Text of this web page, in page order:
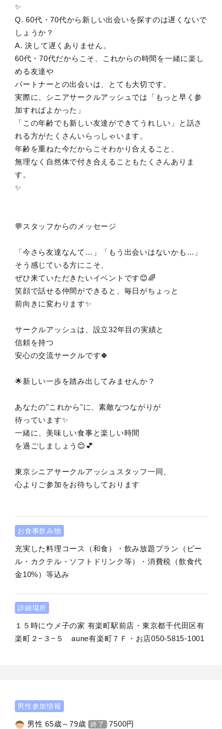
✨
Q. 60代・70代から新しい出会いを探すのは遅くないで
しょうか？
A. 決して遅くありません。
60代・70代だからこそ、これからの時間を一緒に楽し
める友達や
パートナーとの出会いは、とても大切です。
実際に、シニアサークルアッシュでは「もっと早く参
加すればよかった」
「この年齢でも新しい友達ができてうれしい」と話さ
れる方がたくさんいらっしゃいます。
年齢を重ねた今だからこそわかり合えること、
無理なく自然体で付き合えることもたくさんありま
す。
✨
💬スタッフからのメッセージ
「今さら友達なんて…」「もう出会いはないかも…」
そう感じている方にこそ、
ぜひ来ていただきたいイベントです😊🌈
笑顔で話せる仲間ができると、毎日がちょっと
前向きに変わります✨
サークルアッシュは、設立32年目の実績と
信頼を持つ
安心の交流サークルです🍀
🌟新しい一歩を踏み出してみませんか？
あなたの"これから"に、素敵なつながりが
待っています✨
一緒に、美味しい食事と楽しい時間
を過ごしましょう😊💕
東京シニアサークルアッシュスタッフ一同、
心よりご参加をお待ちしております
お食事飲み物
充実した料理コース（和食）・飲み放題プラン（ビー
ル・カクテル・ソフトドリンク等）・消費税（飲食代
金10%）等込み
詳細場所
１５時にウメ子の家 有楽町駅前店・東京都千代田区有
楽町２−３−５ aune有楽町７Ｆ・お店050-5815-1001
男性参加情報
男性 65歳～79歳 終了 7500円